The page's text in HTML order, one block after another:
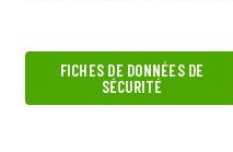
FICHES DE DONNÉES DE
SÉCURITÉ